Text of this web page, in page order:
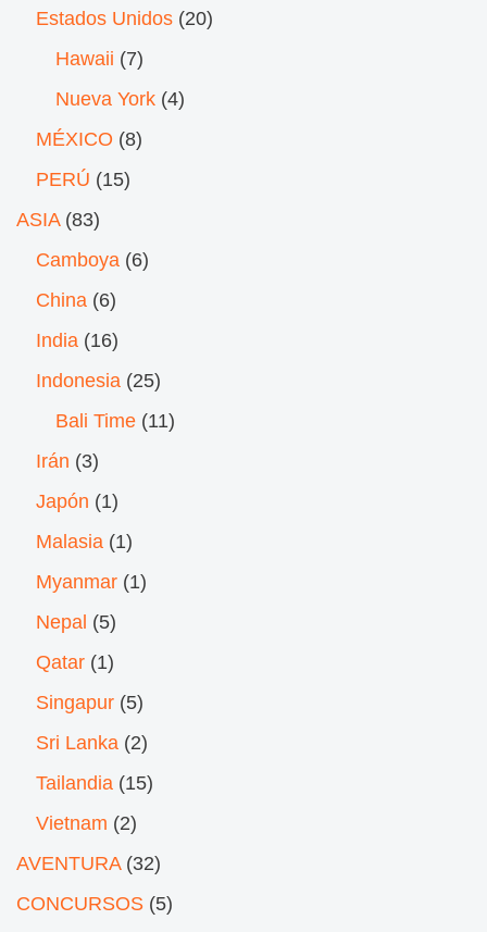
Estados Unidos (20)
Hawaii (7)
Nueva York (4)
MÉXICO (8)
PERÚ (15)
ASIA(83)
Camboya (6)
China (6)
India (16)
Indonesia (25)
Bali Time (11)
Irán (3)
Japón (1)
Malasia (1)
Myanmar (1)
Nepal (5)
Qatar (1)
Singapur (5)
Sri Lanka (2)
Tailandia (15)
Vietnam (2)
AVENTURA(32)
CONCURSOS (5)